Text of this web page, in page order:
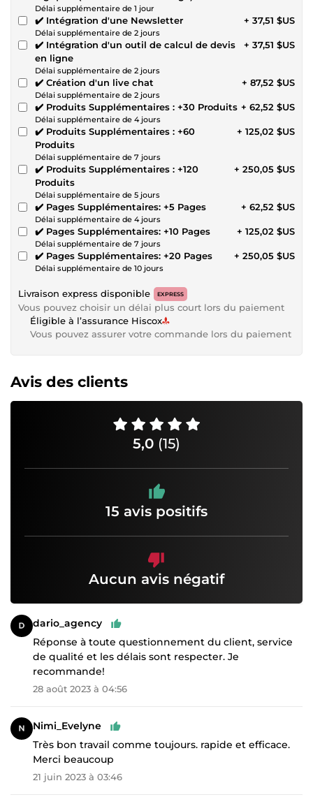
Délai supplémentaire de 1 jour
✔️ Intégration d'une Newsletter
Délai supplémentaire de 2 jours
+ 37,51 $US
✔️ Intégration d'un outil de calcul de devis
en ligne
Délai supplémentaire de 2 jours
+ 37,51 $US
✔️ Création d'un live chat
Délai supplémentaire de 2 jours
+ 87,52 $US
✔️ Produits Supplémentaires : +30 Produits
Délai supplémentaire de 4 jours
+ 62,52 $US
✔️ Produits Supplémentaires : +60
Produits
Délai supplémentaire de 7 jours
+ 125,02 $US
✔️ Produits Supplémentaires : +120
Produits
Délai supplémentaire de 5 jours
+ 250,05 $US
✔️ Pages Supplémentaires: +5 Pages
Délai supplémentaire de 4 jours
+ 62,52 $US
✔️ Pages Supplémentaires: +10 Pages
Délai supplémentaire de 7 jours
+ 125,02 $US
✔️ Pages Supplémentaires: +20 Pages
Délai supplémentaire de 10 jours
+ 250,05 $US
Livraison express disponible EXPRESS
Vous pouvez choisir un délai plus court lors du paiement
Éligible à l’assurance Hiscox
Vous pouvez assurer votre commande lors du paiement
Avis des clients
5,0 (15)
15 avis positifs
Aucun avis négatif
dario_agency
Réponse à toute questionnement du client, service
de qualité et les délais sont respecter. Je
recommande!
28 août 2023 à 04:56
Nimi_Evelyne
Très bon travail comme toujours. rapide et efficace.
Merci beaucoup
21 juin 2023 à 03:46